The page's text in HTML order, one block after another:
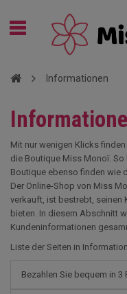
Informationen
Mit nur wenigen Klicks
die Boutique Miss Monoï.
Boutique ebenso finden wie
Der Online-Shop von Miss
verkauft, ist bestrebt, seinen
bieten. In diesem Abschnitt
Kundeninformationen
Liste der Seiten in
Bezahlen Sie bequem in 3